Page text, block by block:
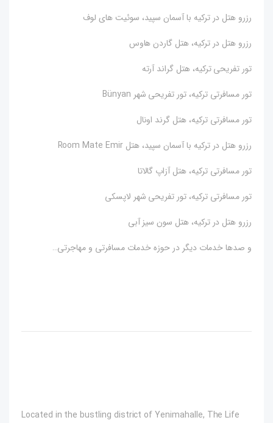
رزرو هتل در ترکیه با آسمان سپید، سوئیت های لوف
رزرو هتل در ترکیه، هتل گاردن هاوس
تور تفریحی ترکیه، هتل گراند آرته
تور مسافرتی ترکیه، تور تفریحی شهر Bünyan
تور مسافرتی ترکیه، هتل گرند اونال
رزرو هتل در ترکیه با آسمان سپید، هتل Room Mate Emir
تور مسافرتی ترکیه، هتل آزاپ گالاتا
تور مسافرتی ترکیه، تور تفریحی شهر لاپسکی
رزرو هتل در ترکیه، هتل سون سیز آبی
و صدها خدمات دیگر در حوزه خدمات مسافرتی و مهاجرتی…
Located in the bustling district of Yenimahalle, The Life